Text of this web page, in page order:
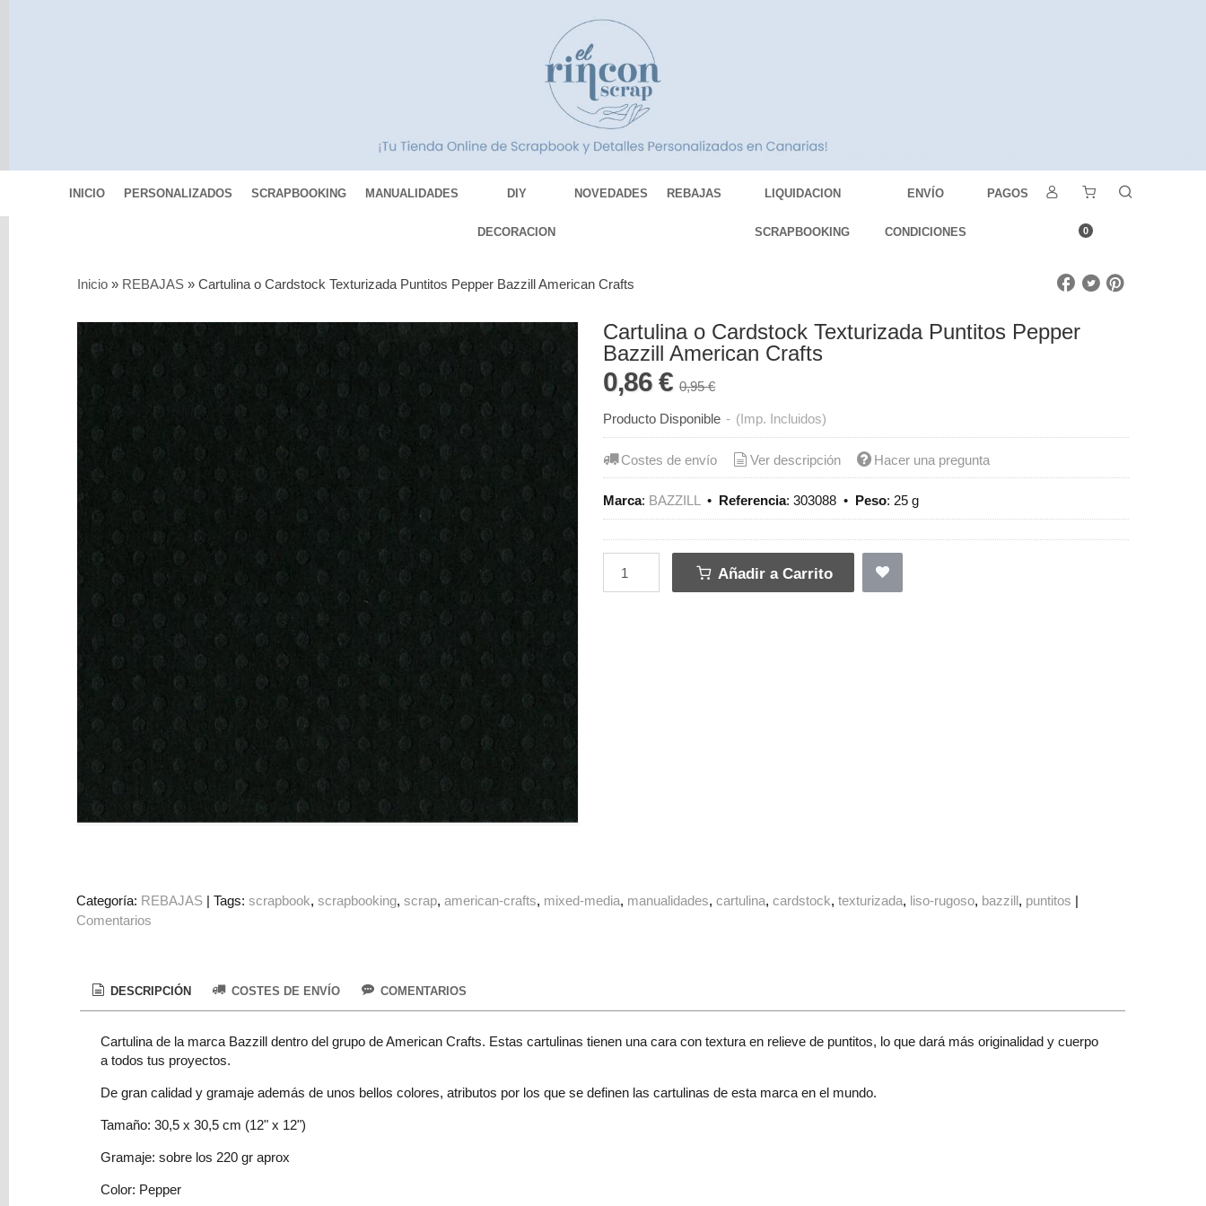
INICIO PERSONALIZADOS SCRAPBOOKING MANUALIDADES DIY
DECORACION
NOVEDADES REBAJAS LIQUIDACION
SCRAPBOOKING
ENVÍO
CONDICIONES
PAGOS
0
REBAJAS
Novedades
Liquidación
Figuras
3D
Marcas
Carrito
Inicio » REBAJAS »Cartulina o Cardstock Texturizada Puntitos Pepper Bazzill American Crafts
Cartulina o Cardstock Texturizada Puntitos Pepper
Bazzill American Crafts
0,86 €0,95 €
Producto Disponible - (Imp. Incluidos)
Costes de envío Ver descripción Hacer una pregunta
Marca: BAZZILL • Referencia:303088 • Peso: 25 g
Añadir a Carrito
Categoría: REBAJAS |Tags:scrapbook scrapbooking scrap american-crafts mixed-media manualidades cartulina cardstock texturizada liso-rugoso bazzill puntitos |
Comentarios
DESCRIPCIÓN COSTES DE ENVÍO COMENTARIOS
Cartulina de la marca Bazzill dentro del grupo de American Crafts. Estas cartulinas tienen una cara con textura en relieve de puntitos, lo que dará más originalidad y cuerpo
a todos tus proyectos.
De gran calidad y gramaje además de unos bellos colores, atributos por los que se definen las cartulinas de esta marca en el mundo.
Tamaño: 30,5 x 30,5 cm (12" x 12")
Gramaje: sobre los 220 gr aprox
Color: Pepper